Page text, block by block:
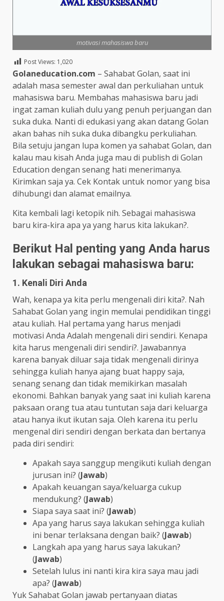
motivasi mahasiswa baru
Post Views: 1,020
Golaneducation.com – Sahabat Golan, saat ini
adalah masa semester awal dan perkuliahan untuk
mahasiswa baru. Membahas mahasiswa baru jadi
ingat zaman kuliah dulu yang penuh perjuangan dan
suka duka. Nanti di edukasi yang akan datang Golan
akan bahas nih suka duka dibangku perkuliahan.
Bila setuju jangan lupa komen ya sahabat Golan, dan
kalau mau kisah Anda juga mau di publish di Golan
Education dengan senang hati menerimanya.
Kirimkan saja ya. Cek Kontak untuk nomor yang bisa
dihubungi dan alamat emailnya.
Kita kembali lagi ketopik nih. Sebagai mahasiswa
baru kira-kira apa ya yang harus kita lakukan?.
Berikut Hal penting yang Anda harus
lakukan sebagai mahasiswa baru:
1. Kenali Diri Anda
Wah, kenapa ya kita perlu mengenali diri kita?. Nah
Sahabat Golan yang ingin memulai pendidikan tinggi
atau kuliah. Hal pertama yang harus menjadi
motivasi Anda Adalah mengenali diri sendiri. Kenapa
kita harus mengenali diri sendiri?. Jawabannya
karena banyak diluar saja tidak mengenali dirinya
sehingga kuliah hanya ajang buat happy saja,
senang senang dan tidak memikirkan masalah
ekonomi. Bahkan banyak yang saat ini kuliah karena
paksaan orang tua atau tuntutan saja dari keluarga
atau hanya ikut ikutan saja. Oleh karena itu perlu
mengenal diri sendiri dengan berkata dan bertanya
pada diri sendiri:
Apakah saya sanggup mengikuti kuliah dengan
jurusan ini? (Jawab)
Apakah keuangan saya/keluarga cukup
mendukung? (Jawab)
Siapa saya saat ini? (Jawab)
Apa yang harus saya lakukan sehingga kuliah
ini benar terlaksana dengan baik? (Jawab)
Langkah apa yang harus saya lakukan?
(Jawab)
Setelah lulus ini nanti kira kira saya mau jadi
apa? (Jawab)
Yuk Sahabat Golan jawab pertanyaan diatas